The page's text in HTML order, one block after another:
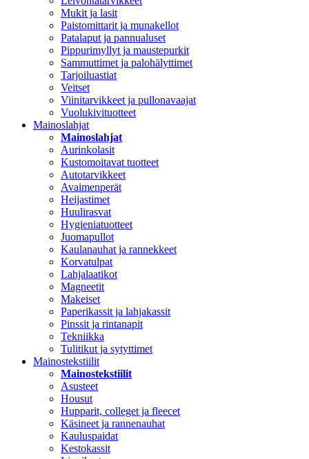
Mukit ja lasit
Paistomittarit ja munakellot
Patalaput ja pannualuset
Pippurimyllyt ja maustepurkit
Sammuttimet ja palohälyttimet
Tarjoiluastiat
Veitset
Viinitarvikkeet ja pullonavaajat
Vuolukivituotteet
Mainoslahjat
Mainoslahjat
Aurinkolasit
Kustomoitavat tuotteet
Autotarvikkeet
Avaimenperät
Heijastimet
Huulirasvat
Hygieniatuotteet
Juomapullot
Kaulanauhat ja rannekkeet
Korvatulpat
Lahjalaatikot
Magneetit
Makeiset
Paperikassit ja lahjakassit
Pinssit ja rintanapit
Tekniikka
Tulitikut ja sytyttimet
Mainostekstiilit
Mainostekstiilit
Asusteet
Housut
Hupparit, colleget ja fleecet
Käsineet ja rannenauhat
Kauluspaidat
Kestokassit